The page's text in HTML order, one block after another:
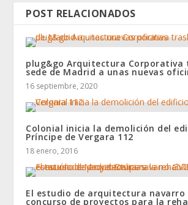
POST RELACIONADOS
plug&go Arquitectura Corporativa
sede de Madrid a unas nuevas
16 septiembre, 2020
Colonial inicia la demolición del
Príncipe de Vergara 112
18 enero, 2016
El estudio de arquitectura navarro
concurso de proyectos para la